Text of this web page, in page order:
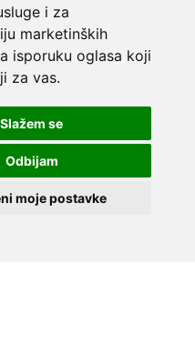
i za
marketinških
isporuku oglasa koji
za vas.
Slažem se
Odbijam
moje postavke